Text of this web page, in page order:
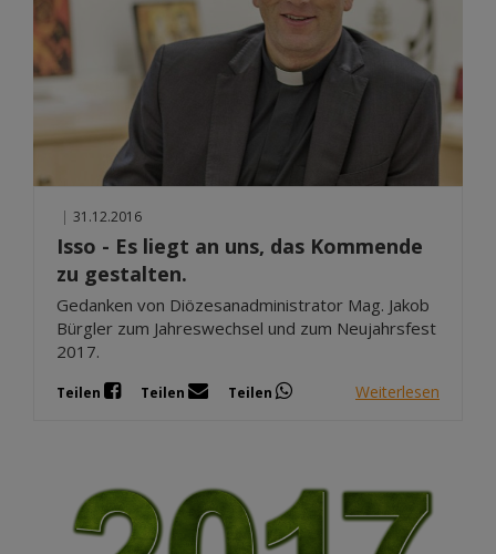
| 31.12.2016
Isso - Es liegt an uns, das Kommende
zu gestalten.
Gedanken von Diözesanadministrator Mag. Jakob
Bürgler zum Jahreswechsel und zum Neujahrsfest
2017.
Teilen Teilen Teilen Weiterlesen